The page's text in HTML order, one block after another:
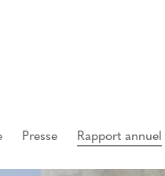
Presse Rapport annuel